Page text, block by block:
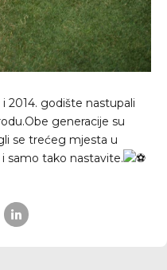
2014. godište nastupali
generacije su
se trećeg mjesta u
samo tako nastavite.